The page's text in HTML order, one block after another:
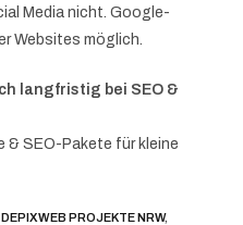
Media nicht. Google-
Websites möglich.
langfristig bei SEO &
& SEO-Pakete für kleine
DEPIXWEB PROJEKTE NRW,